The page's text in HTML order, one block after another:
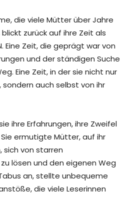
die viele Mütter über Jahre
zurück auf ihre Zeit als
Eine Zeit, die geprägt war von
und der ständigen Suche
Eine Zeit, in der sie nicht nur
auch selbst von ihr
ihre Erfahrungen, ihre Zweifel
Sie ermutigte Mütter, auf ihr
sich von starren
lösen und den eigenen Weg
an, stellte unbequeme
die viele Leserinnen